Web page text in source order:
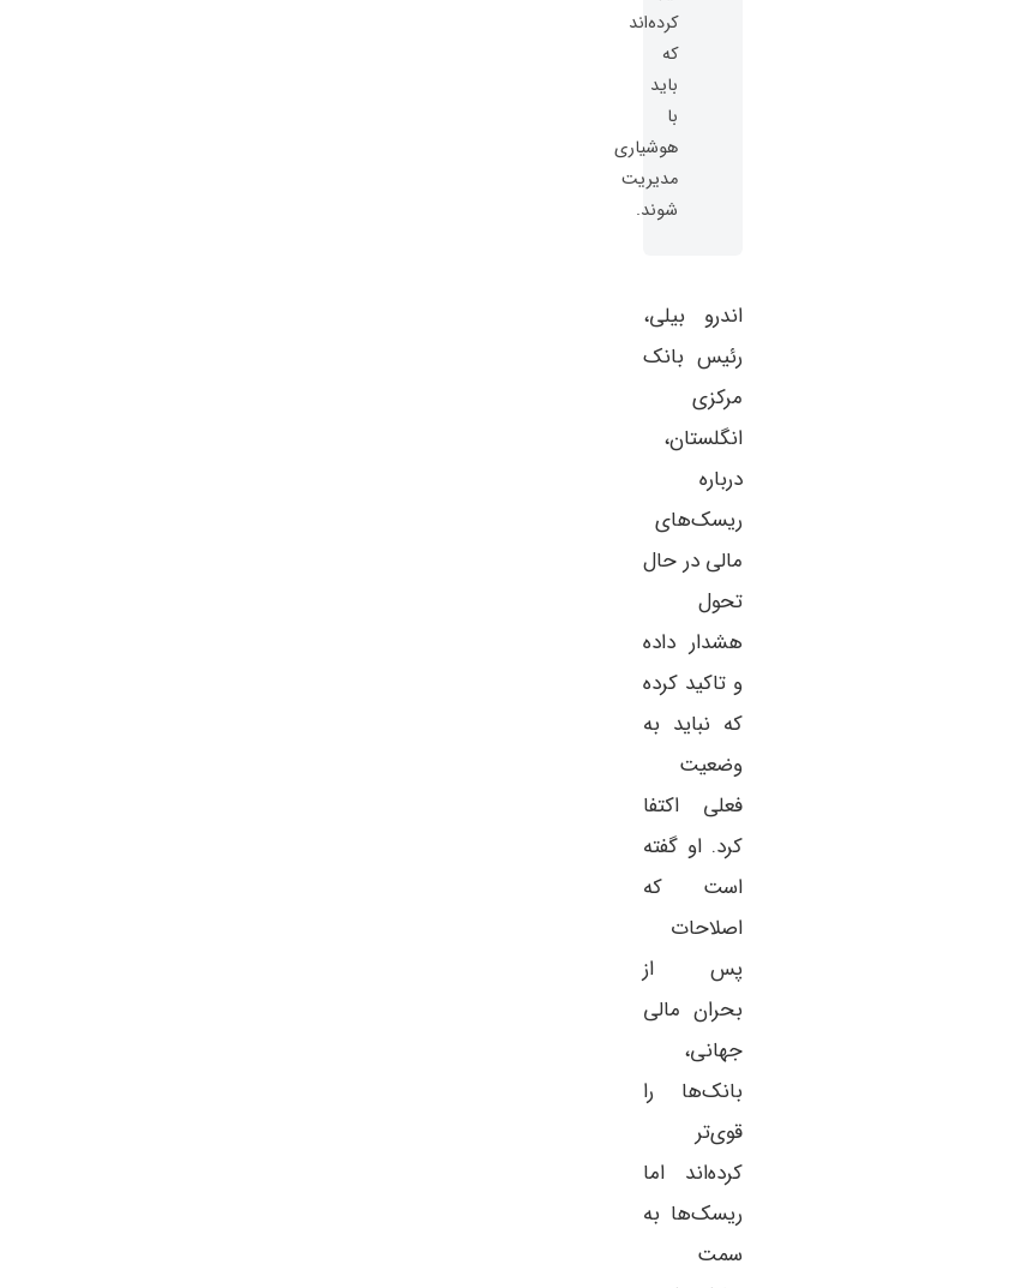
کرده‌اند
که
باید
با
هوشیاری
مدیریت
شوند.
اندرو بیلی،
رئیس بانک
مرکزی
انگلستان،
درباره
ریسک‌های
مالی در حال
تحول
هشدار داده
و تاکید کرده
که نباید به
وضعیت
فعلی اکتفا
کرد. او گفته
است که
اصلاحات
پس از
بحران مالی
جهانی،
بانک‌ها را
قوی‌تر
کرده‌اند اما
ریسک‌ها به
سمت